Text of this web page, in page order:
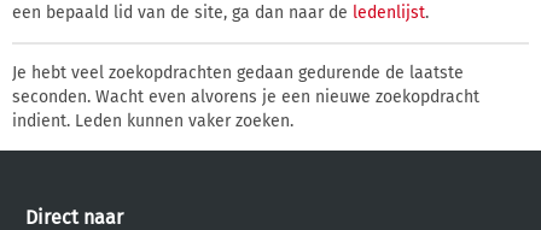
een bepaald lid van de site, ga dan naar de ledenlijst.
Je hebt veel zoekopdrachten gedaan gedurende de laatste
seconden. Wacht even alvorens je een nieuwe zoekopdracht
indient. Leden kunnen vaker zoeken.
Direct naar